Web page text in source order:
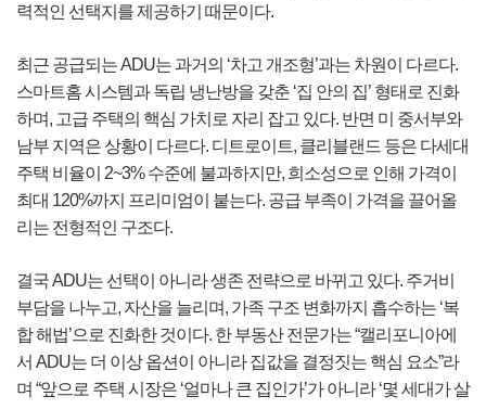
력적인 선택지를 제공하기 때문이다.
최근 공급되는 ADU는 과거의 ‘차고 개조형’과는 차원이 다르다.
스마트홈 시스템과 독립 냉난방을 갖춘 ‘집 안의 집’ 형태로 진화
하며, 고급 주택의 핵심 가치로 자리 잡고 있다. 반면 미 중서부와
남부 지역은 상황이 다르다. 디트로이트, 클리블랜드 등은 다세대
주택 비율이 2~3% 수준에 불과하지만, 희소성으로 인해 가격이
최대 120%까지 프리미엄이 붙는다. 공급 부족이 가격을 끌어올
리는 전형적인 구조다.
결국 ADU는 선택이 아니라 생존 전략으로 바뀌고 있다. 주거비
부담을 나누고, 자산을 늘리며, 가족 구조 변화까지 흡수하는 ‘복
합 해법’으로 진화한 것이다. 한 부동산 전문가는 “캘리포니아에
서 ADU는 더 이상 옵션이 아니라 집값을 결정짓는 핵심 요소”라
며 “앞으로 주택 시장은 ‘얼마나 큰 집인가’가 아니라 ‘몇 세대가 살